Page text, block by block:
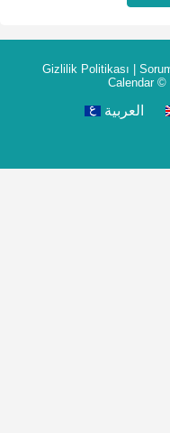
Gizlilik Politikası |
Calendar©
العربية